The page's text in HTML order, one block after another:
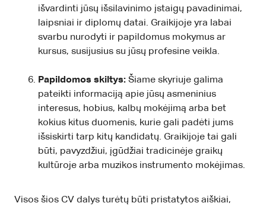
išvardinti jūsų išsilavinimo įstaigų pavadinimai,
laipsniai ir diplomų datai. Graikijoje yra labai
svarbu nurodyti ir papildomus mokymus ar
kursus, susijusius su jūsų profesine veikla.
Papildomos skiltys: Šiame skyriuje galima
pateikti informaciją apie jūsų asmeninius
interesus, hobius, kalbų mokėjimą arba bet
kokius kitus duomenis, kurie gali padėti jums
išsiskirti tarp kitų kandidatų. Graikijoje tai gali
būti, pavyzdžiui, įgūdžiai tradicinėje graikų
kultūroje arba muzikos instrumento mokėjimas.
Visos šios CV dalys turėtų būti pristatytos aiškiai,